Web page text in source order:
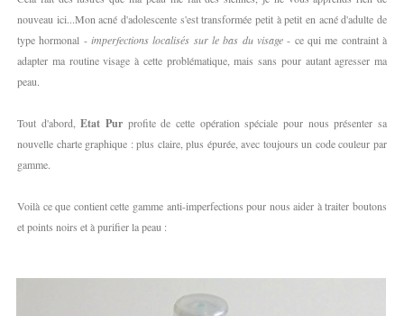
nouveau ici...Mon acné d'adolescente s'est transformée petit à petit en acné d'adulte de
type hormonal - imperfections localisés sur le bas du visage - ce qui me contraint à
adapter ma routine visage à cette problématique, mais sans pour autant agresser ma
peau.
Tout d'abord,Etat Pur profite de cette opération spéciale pour nous présenter sa
nouvelle charte graphique : plus claire, plus épurée, avec toujours un code couleur par
gamme.
Voilà ce que contient cette gamme anti-imperfections pour nous aider à traiter boutons
et points noirs et à purifier la peau :